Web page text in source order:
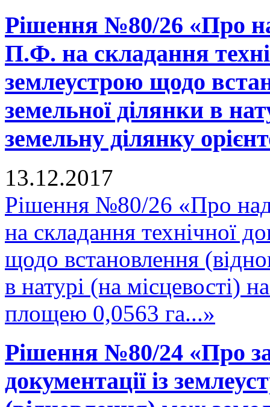
Рішення №80/26 «Про
П.Ф. на складання
землеустрою щодо
земельної ділянки в
земельну ділянку
13.12.2017
Рішення №80/26 «Про
на складання технічної
щодо встановлення
в натурі (на місцевості)
площею 0,0563 га...»
Рішення №80/24 «Про
документації із